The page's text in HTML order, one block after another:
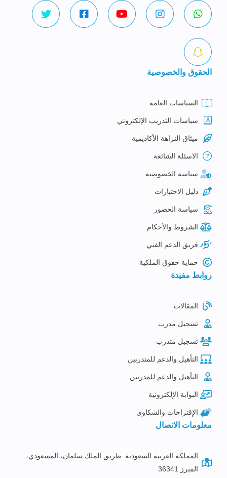
الحقوق والخصوصية
السياسات العامة
سياسات التدريب الإلكتروني
ميثاق النزاهة الأكاديمية
الاسئلة الشائعة
سياسة الخصوصية
دليل الاختبارات
سياسة الحضور
الشروط والأحكام
فريق الدعم الفني
حماية حقوق الملكية
روابط مفيدة
المقالات
تسجيل مدرب
تسجيل متدرب
التأهيل والدعم للمتدربين
التأهيل والدعم للمدربين
البوابة الإلكترونية
الإقتراحات والشكاوي
معلومات الاتصال
المملكة العربية السعودية: طريق الملك سلمان، المسعودي،
المبرز 36341